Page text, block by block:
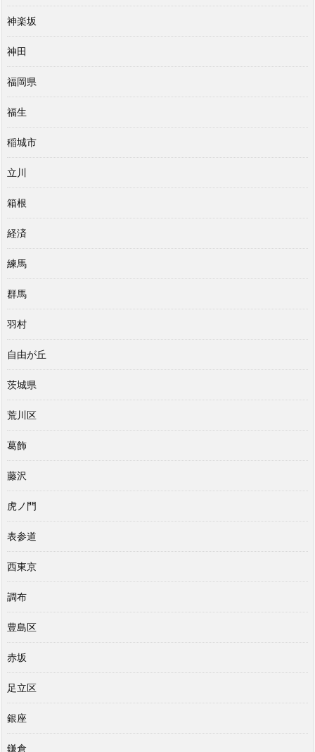
神楽坂
神田
福岡県
福生
稲城市
立川
箱根
経済
練馬
群馬
羽村
自由が丘
茨城県
荒川区
葛飾
藤沢
虎ノ門
表参道
西東京
調布
豊島区
赤坂
足立区
銀座
鎌倉